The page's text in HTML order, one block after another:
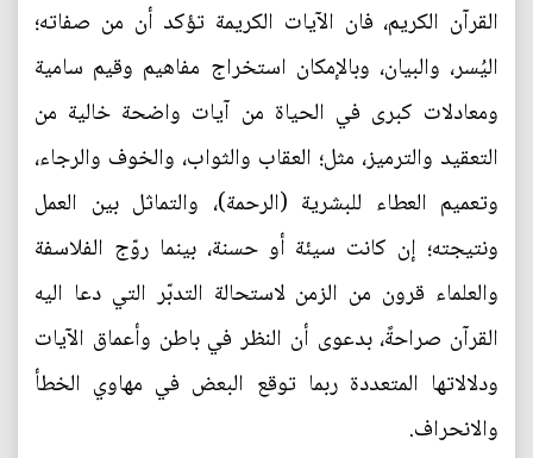
القرآن الكريم، فان الآيات الكريمة تؤكد أن من صفاته؛
اليُسر، والبيان، وبالإمكان استخراج مفاهيم وقيم سامية
ومعادلات كبرى في الحياة من آيات واضحة خالية من
التعقيد والترميز، مثل؛ العقاب والثواب، والخوف والرجاء،
وتعميم العطاء للبشرية (الرحمة)، والتماثل بين العمل
ونتيجته؛ إن كانت سيئة أو حسنة، بينما روّج الفلاسفة
والعلماء قرون من الزمن لاستحالة التدبّر التي دعا اليه
القرآن صراحةً، بدعوى أن النظر في باطن وأعماق الآيات
ودلالاتها المتعددة ربما توقع البعض في مهاوي الخطأ
والانحراف.